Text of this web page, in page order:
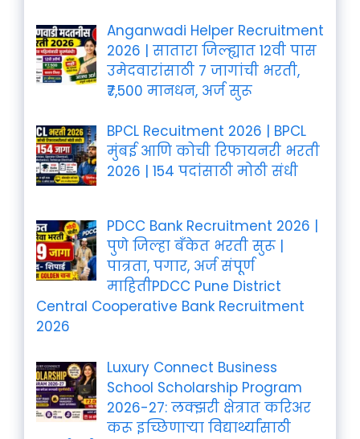
Anganwadi Helper Recruitment
2026 | सातारा जिल्ह्यात 12वी पास
उमेदवारांसाठी 7 जागांची भरती,
₹7,500 मानधन, अर्ज सुरू
BPCL Recuitment 2026 | BPCL
मुंबई आणि कोची रिफायनरी भरती
2026 | 154 पदांसाठी मोठी संधी
PDCC Bank Recruitment 2026 |
पुणे जिल्हा बँकेत भरती सुरू |
पात्रता, पगार, अर्ज संपूर्ण
माहितीPDCC Pune District
Central Cooperative Bank Recruitment
2026
Luxury Connect Business
School Scholarship Program
2026-27: लक्झरी क्षेत्रात करिअर
करू इच्छिणाऱ्या विद्यार्थ्यांसाठी